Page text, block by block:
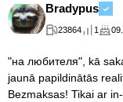
Bradypus
23864 1
"на любителя", kā
jaunā papildinātās
Bezmaksas! Tikai ar